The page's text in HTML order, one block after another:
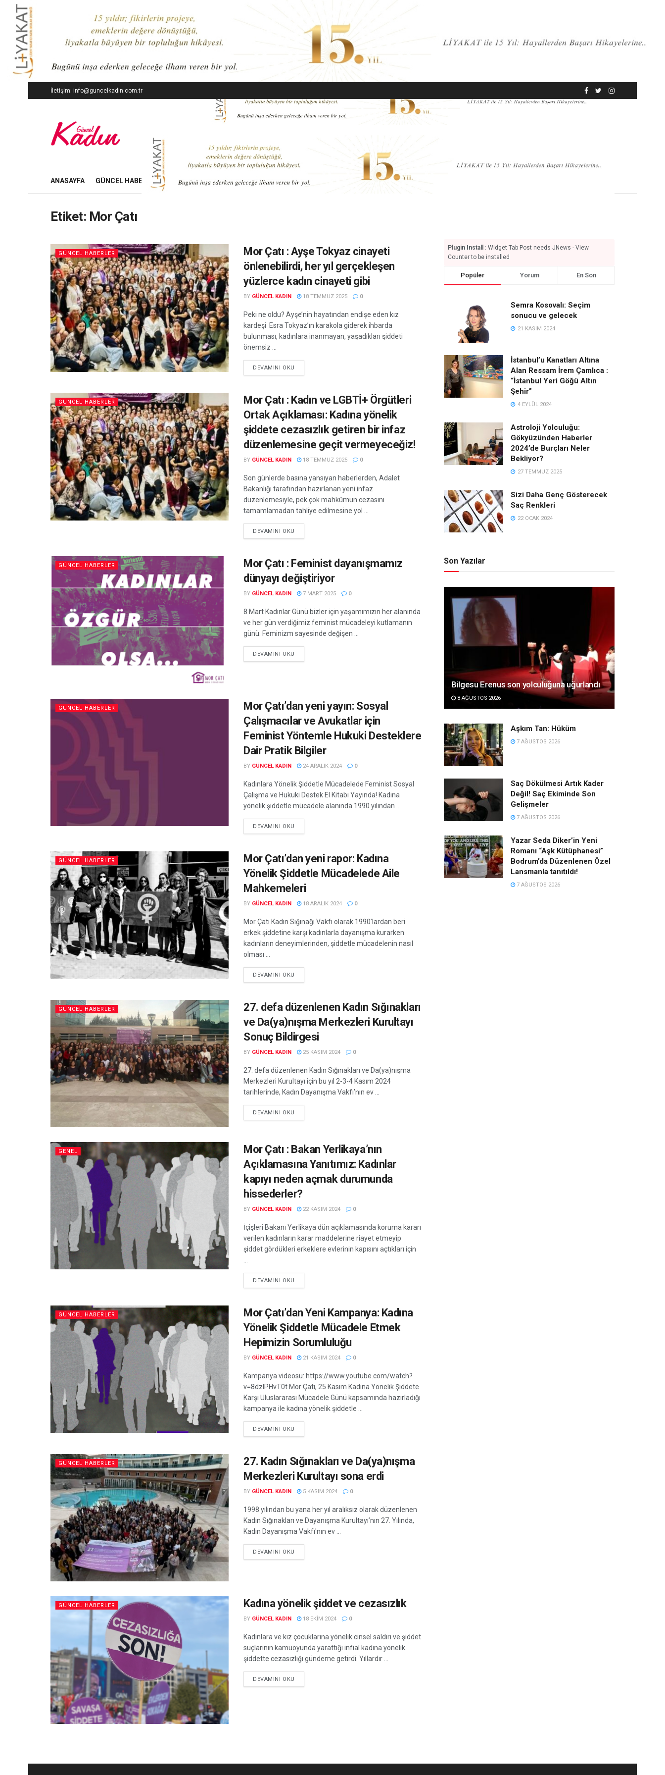
İletişim: info@guncelkadin.com.tr
ANASAYFA GÜNCEL HABERLER İŞ DÜNYASI EKONOMI MODA GÜZELLIK YAŞAM SANAT
Etiket: Mor Çatı
GÜNCEL HABERLER
Mor Çatı : Ayşe Tokyaz cinayeti
önlenebilirdi, her yıl gerçekleşen
yüzlerce kadın cinayeti gibi
BY GÜNCEL KADIN 18 TEMMUZ 2025 0
Peki ne oldu? Ayşe’nin hayatından endişe eden kız
kardeşi Esra Tokyaz’ın karakola giderek ihbarda
bulunması, kadınlara inanmayan, yaşadıkları şiddeti
önemsiz ...
DEVAMINI OKU
GÜNCEL HABERLER
Mor Çatı : Kadın ve LGBTİ+ Örgütleri
Ortak Açıklaması: Kadına yönelik
şiddete cezasızlık getiren bir infaz
düzenlemesine geçit vermeyeceğiz!
BY GÜNCEL KADIN 18 TEMMUZ 2025 0
Son günlerde basına yansıyan haberlerden, Adalet
Bakanlığı tarafından hazırlanan yeni infaz
düzenlemesiyle, pek çok mahkûmun cezasını
tamamlamadan tahliye edilmesine yol ...
DEVAMINI OKU
GÜNCEL HABERLER
Mor Çatı : Feminist dayanışmamız
dünyayı değiştiriyor
BY GÜNCEL KADIN 7 MART 2025 0
8 Mart Kadınlar Günü bizler için yaşamımızın her alanında
ve her gün verdiğimiz feminist mücadeleyi kutlamanın
günü. Feminizm sayesinde değişen ...
DEVAMINI OKU
GÜNCEL HABERLER
Mor Çatı’dan yeni yayın: Sosyal
Çalışmacılar ve Avukatlar için
Feminist Yöntemle Hukuki Desteklere
Dair Pratik Bilgiler
BY GÜNCEL KADIN 24 ARALIK 2024 0
Kadınlara Yönelik Şiddetle Mücadelede Feminist Sosyal
Çalışma ve Hukuki Destek El Kitabı Yayında! Kadına
yönelik şiddetle mücadele alanında 1990 yılından ...
DEVAMINI OKU
GÜNCEL HABERLER
Mor Çatı’dan yeni rapor: Kadına
Yönelik Şiddetle Mücadelede Aile
Mahkemeleri
BY GÜNCEL KADIN 18 ARALIK 2024 0
Mor Çatı Kadın Sığınağı Vakfı olarak 1990’lardan beri
erkek şiddetine karşı kadınlarla dayanışma kurarken
kadınların deneyimlerinden, şiddetle mücadelenin nasıl
olması ...
DEVAMINI OKU
GÜNCEL HABERLER
27. defa düzenlenen Kadın Sığınakları
ve Da(ya)nışma Merkezleri Kurultayı
Sonuç Bildirgesi
BY GÜNCEL KADIN 25 KASIM 2024 0
27. defa düzenlenen Kadın Sığınakları ve Da(ya)nışma
Merkezleri Kurultayı için bu yıl 2-3-4 Kasım 2024
tarihlerinde, Kadın Dayanışma Vakfı’nın ev ...
DEVAMINI OKU
GENEL
Mor Çatı : Bakan Yerlikaya’nın
Açıklamasına Yanıtımız: Kadınlar
kapıyı neden açmak durumunda
hissederler?
BY GÜNCEL KADIN 22 KASIM 2024 0
İçişleri Bakanı Yerlikaya dün açıklamasında koruma kararı
verilen kadınların karar maddelerine riayet etmeyip
şiddet gördükleri erkeklere evlerinin kapısını açtıkları için
DEVAMINI OKU
GÜNCEL HABERLER
Mor Çatı’dan Yeni Kampanya: Kadına
Yönelik Şiddetle Mücadele Etmek
Hepimizin Sorumluluğu
BY GÜNCEL KADIN 21 KASIM 2024 0
Kampanya videosu: https://www.youtube.com/watch?
v=8dzlPHvT0t Mor Çatı, 25 Kasım Kadına Yönelik Şiddete
Karşı Uluslararası Mücadele Günü kapsamında hazırladığı
kampanya ile kadına yönelik şiddetle ...
DEVAMINI OKU
GÜNCEL HABERLER
27. Kadın Sığınakları ve Da(ya)nışma
Merkezleri Kurultayı sona erdi
BY GÜNCEL KADIN 5 KASIM 2024 0
1998 yılından bu yana her yıl aralıksız olarak düzenlenen
Kadın Sığınakları ve Dayanışma Kurultayı’nın 27. Yılında,
Kadın Dayanışma Vakfı'nın ev ...
DEVAMINI OKU
GÜNCEL HABERLER Kadına yönelik şiddet ve cezasızlık
BY GÜNCEL KADIN 18 EKIM 2024 0
Kadınlara ve kız çocuklarına yönelik cinsel saldırı ve şiddet
suçlarının kamuoyunda yarattığı infial kadına yönelik
şiddette cezasızlığı gündeme getirdi. Yıllardır ...
DEVAMINI OKU
Plugin Install
: Widget Tab Post needs JNews - View
Counter to be installed
Popüler Yorum En Son
Semra Kosovalı: Seçim
sonucu ve gelecek
21 KASIM 2024
İstanbul’u Kanatları Altına
Alan Ressam İrem Çamlıca :
“İstanbul Yeri Göğü Altın
Şehir”
4 EYLÜL 2024
Astroloji Yolculuğu:
Gökyüzünden Haberler
2024’de Burçları Neler
Bekliyor?
27 TEMMUZ 2025
Sizi Daha Genç Gösterecek
Saç Renkleri
22 OCAK 2024
Son Yazılar
Bilgesu Erenus son yolculuğuna uğurlandı
8 AĞUSTOS 2026
Aşkım Tan: Hüküm
7 AĞUSTOS 2026
Saç Dökülmesi Artık Kader
Değil! Saç Ekiminde Son
Gelişmeler
7 AĞUSTOS 2026
Yazar Seda Diker’in Yeni
Romanı “Aşk Kütüphanesi”
Bodrum’da Düzenlenen Özel
Lansmanla tanıtıldı!
7 AĞUSTOS 2026